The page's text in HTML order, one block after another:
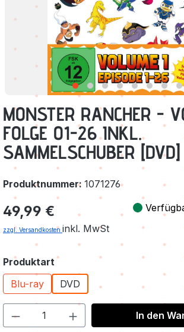
MONSTER RANCHER -
FOLGE 01-26 INKL.
SAMMELSCHUBER [DVD]
Produktnummer: 1071276
Regulärer Preis:
49,99 €
zzgl. Versandkosten inkl. MwSt
Produktartauswählen
Blu-ray
DVD
In den